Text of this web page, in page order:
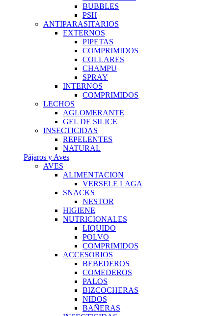
BUBBLES
PSH
ANTIPARASITARIOS
EXTERNOS
PIPETAS
COMPRIMIDOS
COLLARES
CHAMPU
SPRAY
INTERNOS
COMPRIMIDOS
LECHOS
AGLOMERANTE
GEL DE SILICE
INSECTICIDAS
REPELENTES
NATURAL
Pájaros y Aves
AVES
ALIMENTACION
VERSELE LAGA
SNACKS
NESTOR
HIGIENE
NUTRICIONALES
LIQUIDO
POLVO
COMPRIMIDOS
ACCESORIOS
BEBEDEROS
COMEDEROS
PALOS
BIZCOCHERAS
NIDOS
BAÑERAS